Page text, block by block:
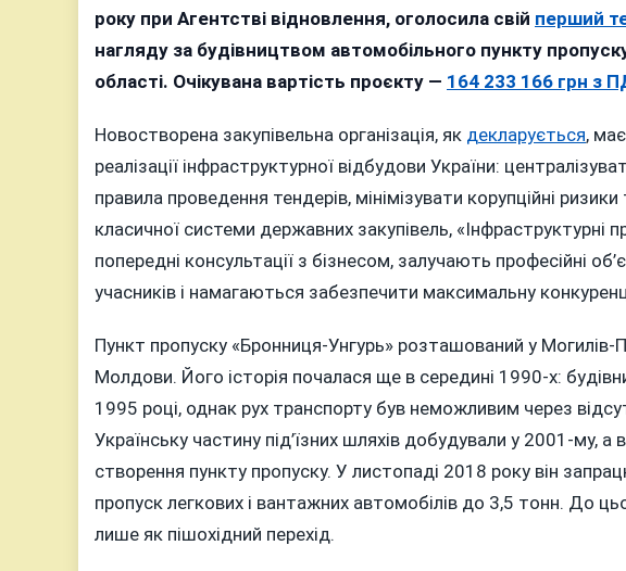
пункту
«Бронниця-
Унгурь»
Вінниччині
за
164
мільйонів
покаже
структури
року при Агентстві відновлення, оголосила свій перший
нагляду за будівництвом автомобільного пункту
області. Очікувана вартість проєкту — 164 233 166 грн з
Новостворена закупівельна організація, як декларується,
реалізації інфраструктурної відбудови України:
правила проведення тендерів, мінімізувати корупційні
класичної системи державних закупівель, «Інфраструктурні
попередні консультації з бізнесом, залучають професійні
учасників і намагаються забезпечити максимальну
Пункт пропуску «Бронниця-Унгурь» розташований у Могилів-
Молдови. Його історія почалася ще в середині 1990-х:
1995 році, однак рух транспорту був неможливим через
Українську частину під’їзних шляхів добудували у 2001-му,
створення пункту пропуску. У листопаді 2018 року він
пропуск легкових і вантажних автомобілів до 3,5 тонн. До
лише як пішохідний перехід.